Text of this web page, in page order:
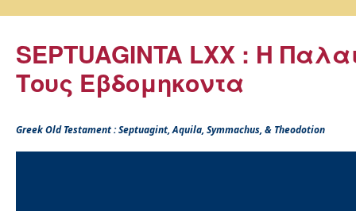
SEPTUAGINTA LXX : Η
Τους Εβδομηκοντα
Greek Old Testament : Septuagint, Aquila, Symmachus, & Theodotion